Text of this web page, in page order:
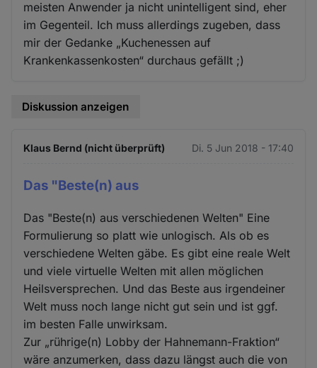
meisten Anwender ja nicht unintelligent sind, eher
im Gegenteil. Ich muss allerdings zugeben, dass
mir der Gedanke „Kuchenessen auf
Krankenkassenkosten“ durchaus gefällt ;)
Diskussion anzeigen
Klaus Bernd (nicht überprüft) Di. 5 Jun 2018 - 17:40
Das "Beste(n) aus
Das "Beste(n) aus verschiedenen Welten" Eine
Formulierung so platt wie unlogisch. Als ob es
verschiedene Welten gäbe. Es gibt eine reale Welt
und viele virtuelle Welten mit allen möglichen
Heilsversprechen. Und das Beste aus irgendeiner
Welt muss noch lange nicht gut sein und ist ggf.
im besten Falle unwirksam.
Zur „rührige(n) Lobby der Hahnemann-Fraktion“
wäre anzumerken, dass dazu längst auch die von